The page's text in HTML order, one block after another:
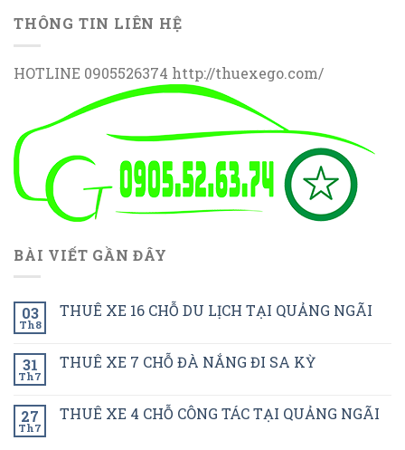
THÔNG TIN LIÊN HỆ
HOTLINE 0905526374 http://thuexego.com/
BÀI VIẾT GẦN ĐÂY
03
Th8
THUÊ XE 16 CHỖ DU LỊCH TẠI QUẢNG NGÃI
31
Th7
THUÊ XE 7 CHỖ ĐÀ NẮNG ĐI SA KỲ
27
Th7
THUÊ XE 4 CHỖ CÔNG TÁC TẠI QUẢNG NGÃI